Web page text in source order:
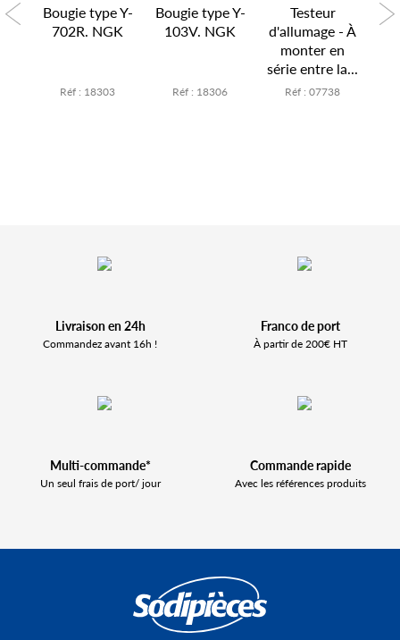
Bougie type Y-
702R. NGK
Réf : 18303
Bougie type Y-
103V. NGK
Réf : 18306
Testeur
d'allumage - À
monter en
série entre la...
Réf : 07738
Livraison en 24h
Commandez avant 16h !
Franco de port
À partir de 200€ HT
Multi-commande*
Un seul frais de port/ jour
Commande rapide
Avec les références produits